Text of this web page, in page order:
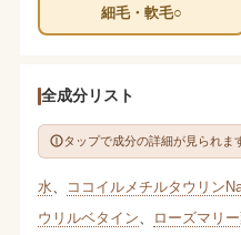
細毛・軟毛○
全成分リスト
タップで成分の詳細が見られま
水 ココイルメチルタウリン
ウリルベタイン
ローズマリ